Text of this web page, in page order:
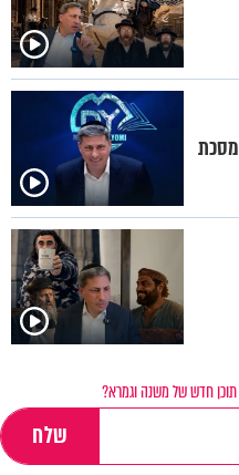
חדש של משנה וגמרא?